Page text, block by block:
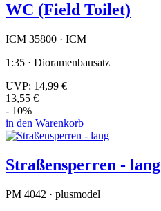
WC (Field Toilet)
ICM 35800 · ICM
1:35 · Dioramenbausatz
UVP: 14,99 €
13,55 €
- 10%
in den Warenkorb
Straßensperren - lang
PM 4042 · plusmodel